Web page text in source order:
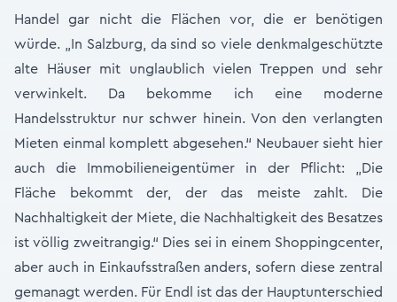
Handel gar nicht die Flächen vor, die er benötigen
würde. „In Salzburg, da sind so viele denkmalgeschützte
alte Häuser mit unglaublich vielen Treppen und sehr
verwinkelt. Da bekomme ich eine moderne
Handelsstruktur nur schwer hinein. Von den verlangten
Mieten einmal komplett abgesehen.“ Neubauer sieht hier
auch die Immobilieneigentümer in der Pflicht: „Die
Fläche bekommt der, der das meiste zahlt. Die
Nachhaltigkeit der Miete, die Nachhaltigkeit des Besatzes
ist völlig zweitrangig.“ Dies sei in einem Shoppingcenter,
aber auch in Einkaufsstraßen anders, sofern diese zentral
gemanagt werden. Für Endl ist das der Hauptunterschied